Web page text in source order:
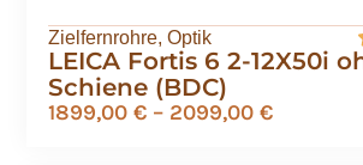
LEICA Fortis 6 2-12X50i
Schiene (BDC)
Zielfernrohre, Optik
1899,00 € – 2099,00 €